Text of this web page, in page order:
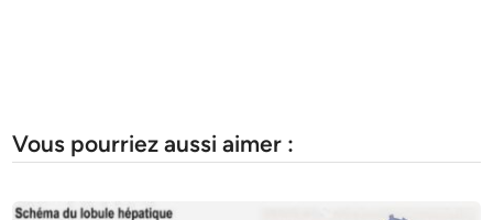
Vous pourriez aussi aimer :